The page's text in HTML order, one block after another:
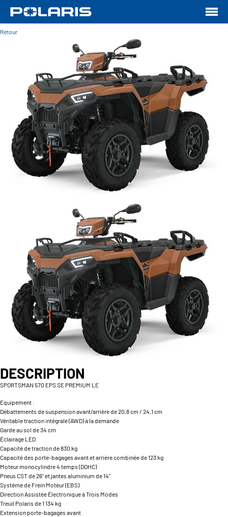
Retour
DESCRIPTION
SPORTSMAN 570 EPS SE PREMIUM LE
Equipement :
Débattements de suspension avant/arrière de 20,8 cm / 24,1 cm
Véritable traction intégrale (AWD) à la demande
Garde au sol de 34 cm
Éclairage LED
Capacité de traction de 830 kg
Capacité des porte-bagages avant et arrière combinée de 123 kg
Moteur monocylindre 4 temps (DOHC)
Pneus CST de 26" et jantes aluminium de 14"
Système de Frein Moteur (EBS)
Direction Assistée Électronique à Trois Modes
Treuil Polaris de 1 134 kg
Extension porte-bagages avant